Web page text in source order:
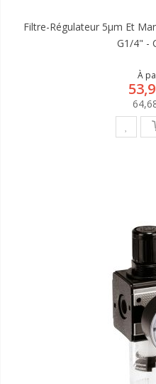
Filtre-Régulateur 5µm Et
G1/4" -
À